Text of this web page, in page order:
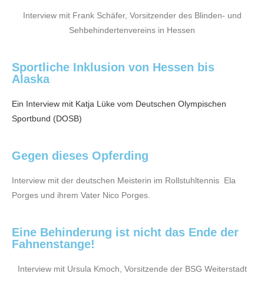
Interview mit Frank Schäfer, Vorsitzender des Blinden- und
Sehbehindertenvereins in Hessen
Sportliche Inklusion von Hessen bis
Alaska
Ein Interview mit Katja Lüke vom Deutschen Olympischen
Sportbund (DOSB)​
Gegen dieses Opferding
Interview mit der deutschen Meisterin im Rollstuhltennis Ela
Porges und ihrem Vater Nico Porges.
Eine Behinderung ist nicht das Ende der
Fahnenstange!
Interview mit Ursula Kmoch, Vorsitzende der BSG Weiterstadt